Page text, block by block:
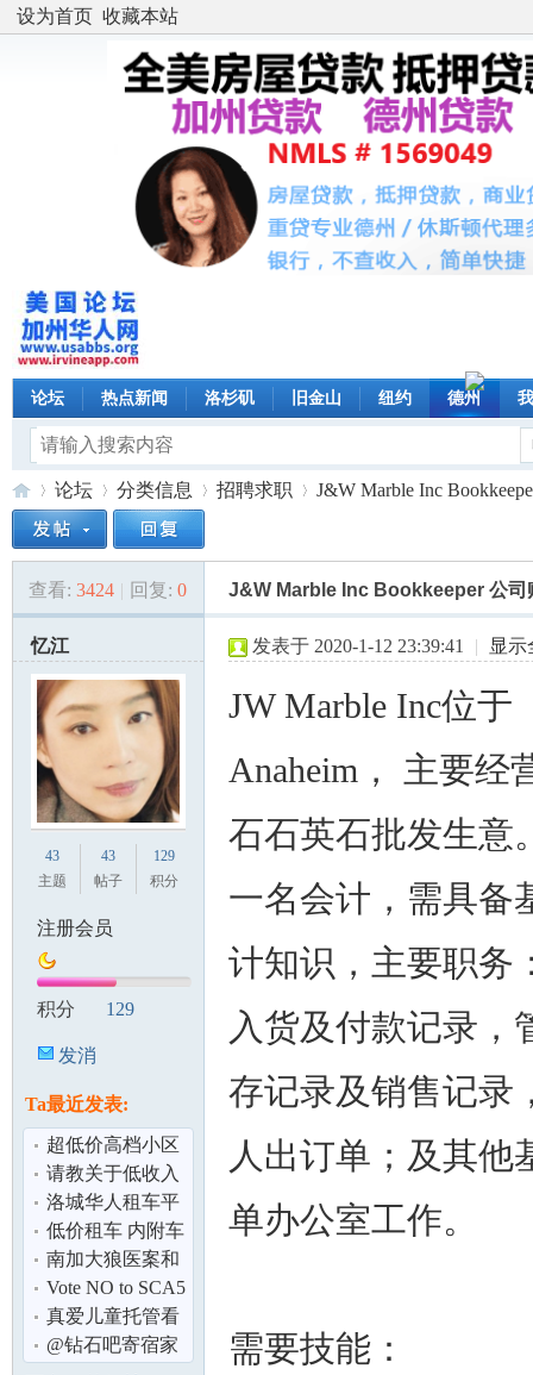
设为首页 收藏本站
论坛 热点新闻 洛杉矶 旧金山 纽约 德州
美»
论坛
›
分类信息 招聘求职
›
J&W Marble Inc
查看: 3424 | 回复: 0 J&W Marble Inc Bookkeeper 公司
忆江
43
主题
43
帖子
129
积分
注册会员
积分 129
发消
Ta最近发表:
超低价高档小区
一房一厅一卫 出
租
请教关于低收入
投资股票
洛城华人租车平
价店
低价租车 内附车
型及价格
南加大狼医案和
解 720女拒妥协
Vote NO to SCA5
为了我们下一代
请大家务必
真爱儿童托管看
护
@钻石吧寄宿家
发表于 2020-1-12 23:39:41 | 显示
JW Marble Inc位于
Anaheim， 主要经
石石英石批发生意
一名会计，需具备
计知识，主要职务
入货及付款记录，
存记录及销售记录
人出订单；及其他
单办公室工作。
需要技能：